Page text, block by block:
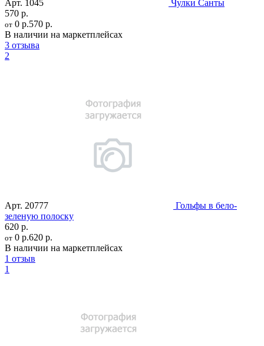
Арт. 1045
Чулки Санты
570 р.
от 0 р.570 р.
В наличии на маркетплейсах
3 отзыва
2
Арт. 20777
Гольфы в бело-
зеленую полоску
620 р.
от 0 р.620 р.
В наличии на маркетплейсах
1 отзыв
1